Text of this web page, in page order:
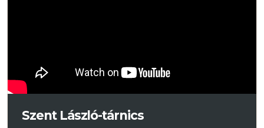
Szent László-tárnics